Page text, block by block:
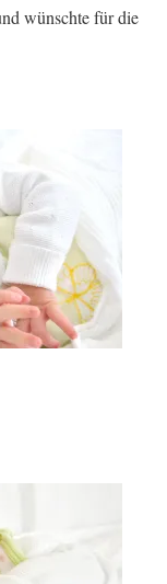
wünschte für die